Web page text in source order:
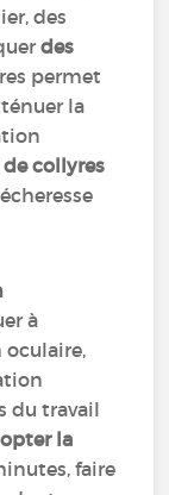
des
des
permet
la
collyres
à
du travail
la
faire